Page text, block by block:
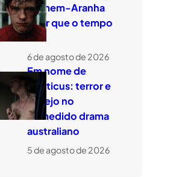
Homem-Aranha
quer que o tempo
voe
6 de agosto de 2026
Em nome de
Leviticus: terror e
desejo no
comedido drama
australiano
5 de agosto de 2026